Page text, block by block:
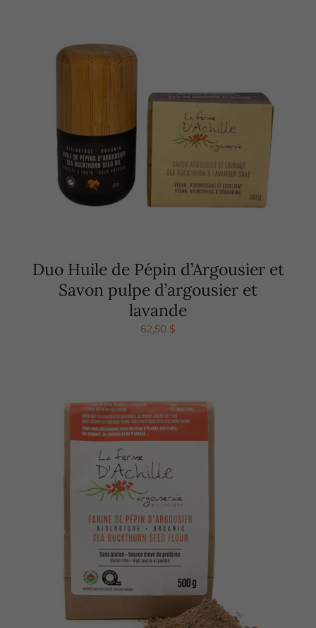
Duo Huile de Pépin d’Argousier et
Savon pulpe d’argousier et
lavande
62,50 $